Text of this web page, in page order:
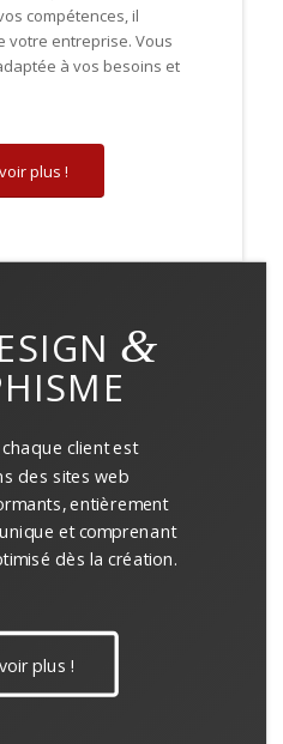
compétences, il
votre entreprise. Vous
à vos besoins et
plus !
&
client est
des sites web
entièrement
et comprenant
dès la création.
plus !